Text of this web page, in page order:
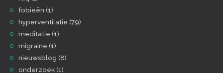
fobieën (1)
hyperventilatie (79)
meditatie (1)
migraine (1)
nieuwsblog (8)
onderzoek(1)